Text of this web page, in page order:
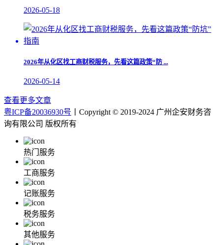
2026-05-18
2026年从化区找工商财税服务，先看这篇政策“防 ...
2026-05-14
查看更多文章
粤ICP备20036930号 丨Copyright © 2019-2024 广州企安财务咨
询有限公司 版权所有
热门服务
工商服务
记账服务
税务服务
其他服务